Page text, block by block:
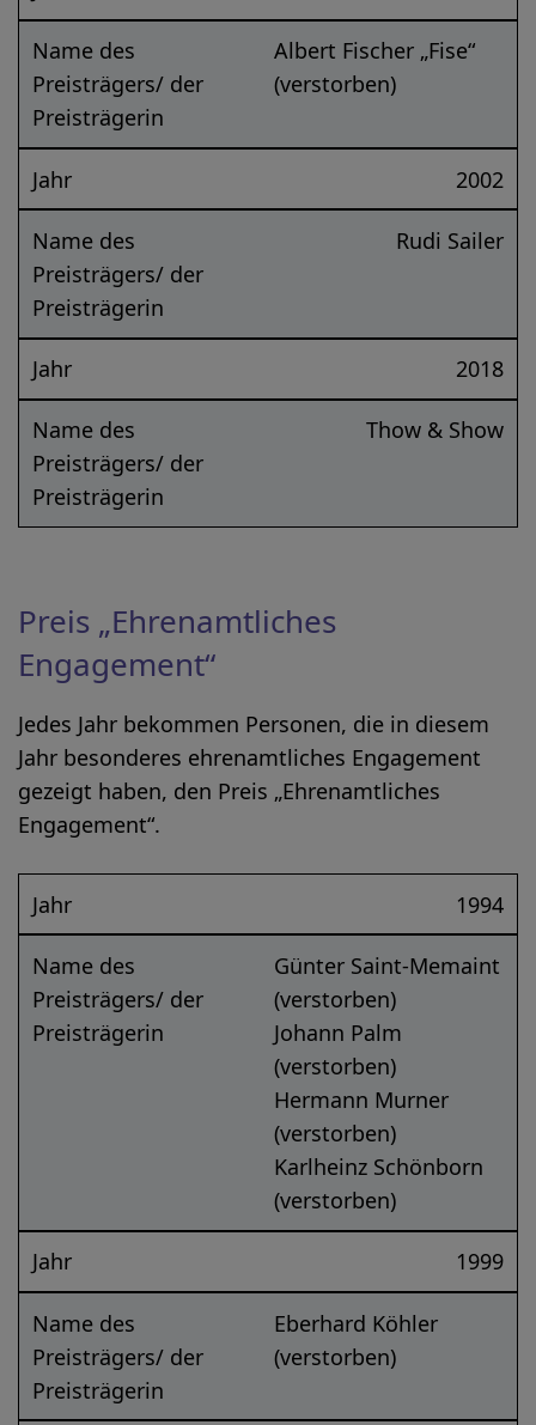
Name des
Preisträgers/ der
Preisträgerin
Albert Fischer „Fise“
(verstorben)
Jahr 2002
Name des
Preisträgers/ der
Preisträgerin
Rudi Sailer
Jahr 2018
Name des
Preisträgers/ der
Preisträgerin
Thow & Show
Preis „Ehrenamtliches
Engagement“
Jedes Jahr bekommen Personen, die in diesem
Jahr besonderes ehrenamtliches Engagement
gezeigt haben, den Preis „Ehrenamtliches
Engagement“.
Jahr 1994
Name des
Preisträgers/ der
Preisträgerin
Günter Saint-Memaint
(verstorben)
Johann Palm
(verstorben)
Hermann Murner
(verstorben)
Karlheinz Schönborn
(verstorben)
Jahr 1999
Name des
Preisträgers/ der
Preisträgerin
Eberhard Köhler
(verstorben)